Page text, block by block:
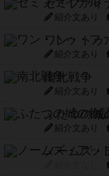
セミファイ
紹介文あり
ワン・トゥ
紹介文あり
南北戦争
紹介文あり
ふたつの城
紹介文あり
ノームズ・